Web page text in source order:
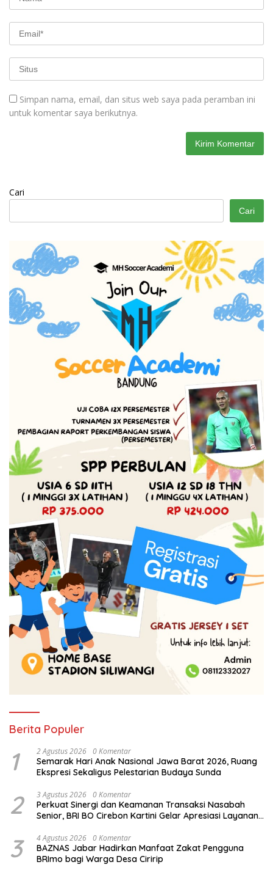
Simpan nama, email, dan situs web saya pada peramban ini
untuk komentar saya berikutnya.
Cari
Cari
Berita Populer
1 2 Agustus 2026 0 Komentar
Semarak Hari Anak Nasional Jawa Barat 2026, Ruang
Ekspresi Sekaligus Pelestarian Budaya Sunda
2 3 Agustus 2026 0 Komentar
Perkuat Sinergi dan Keamanan Transaksi Nasabah
Senior, BRI BO Cirebon Kartini Gelar Apresiasi Layanan
3 4 Agustus 2026 0 Komentar
BAZNAS Jabar Hadirkan Manfaat Zakat Pengguna
BRImo bagi Warga Desa Ciririp